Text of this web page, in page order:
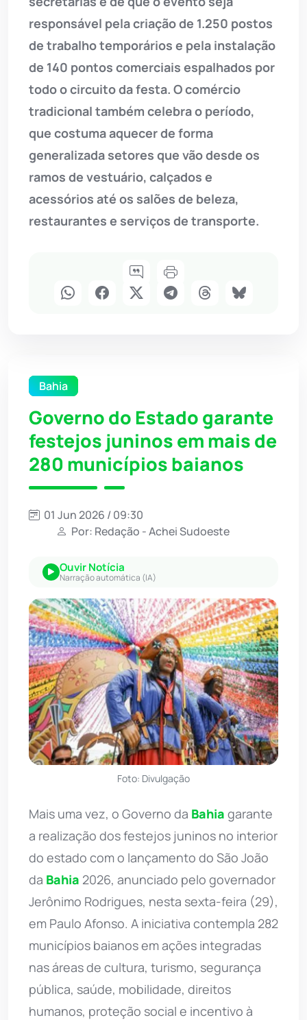
responsável pela criação de 1.250 postos
de trabalho temporários e pela instalação
de 140 pontos comerciais espalhados por
todo o circuito da festa. O comércio
tradicional também celebra o período,
que costuma aquecer de forma
generalizada setores que vão desde os
ramos de vestuário, calçados e
acessórios até os salões de beleza,
restaurantes e serviços de transporte.
Bahia
Governo do Estado garante
festejos juninos em mais de
280 municípios baianos
01 Jun 2026 / 09:30
Por: Redação - Achei Sudoeste
Ouvir Notícia
Narração automática (IA)
Foto: Divulgação
Mais uma vez, o Governo da Bahia garante
a realização dos festejos juninos no interior
do estado com o lançamento do São João
da Bahia 2026, anunciado pelo governador
Jerônimo Rodrigues, nesta sexta-feira (29),
em Paulo Afonso. A iniciativa contempla 282
municípios baianos em ações integradas
nas áreas de cultura, turismo, segurança
pública, saúde, mobilidade, direitos
humanos, proteção social e incentivo à